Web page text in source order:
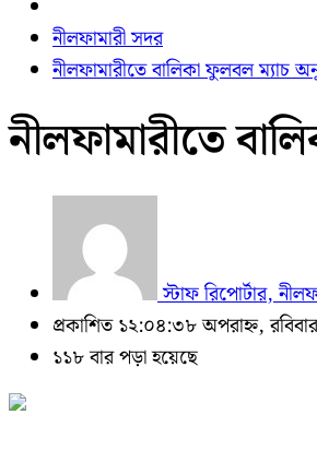
নীলফামারী সদর
নীলফামারীতে বালিকা ফুলবল ম্যাচ
নীলফামারীতে
স্টাফ রিপোর্টার,
প্রকাশিত ১২:০৪:৩৮ অপরাহ্ন,
১১৮ বার পড়া হয়েছে